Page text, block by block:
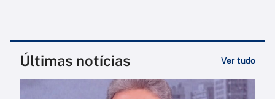
Últimas notícias Ver tudo